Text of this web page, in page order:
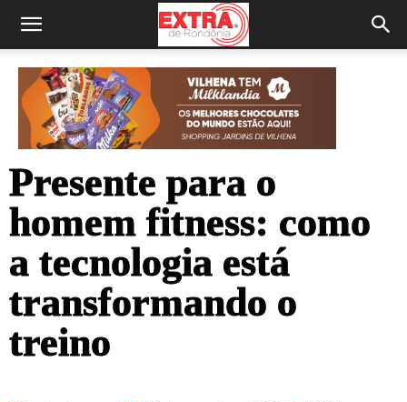
Presente para o
homem fitness: como
a tecnologia está
transformando o
treino